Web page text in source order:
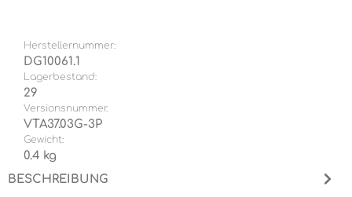
Herstellernummer:
DG10061.1
Lagerbestand:
29
Versionsnummer.
VTA37.03G-3P
Gewicht:
0.4 kg
BESCHREIBUNG